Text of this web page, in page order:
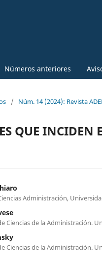
Números anteriores
/ Núm. 14 (2024): Revista
QUE INCIDEN
Administración,
Ciencias de la Administración.
Ciencias de la Administración.